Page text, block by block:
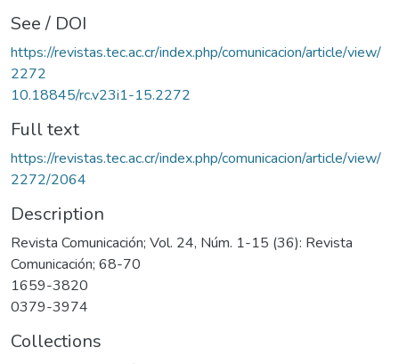
See / DOI
https://revistas.tec.ac.cr/index.php/comunicacion/article/view/
2272
10.18845/rc.v23i1-15.2272
Full text
https://revistas.tec.ac.cr/index.php/comunicacion/article/view/
2272/2064
Description
Revista Comunicación; Vol. 24, Núm. 1-15 (36): Revista
Comunicación; 68-70
1659-3820
0379-3974
Collections